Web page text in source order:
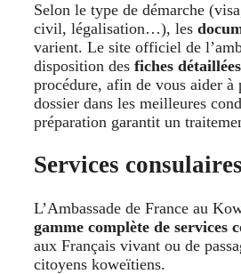
Selon le type de démarche
civil, légalisation…), les
varient. Le site officiel de
disposition des fiches détaillées
procédure, afin de vous aider à
dossier dans les meilleures
préparation garantit un
Services
L’Ambassade de France au
gamme complète de services
aux Français vivant ou de
citoyens koweïtiens.